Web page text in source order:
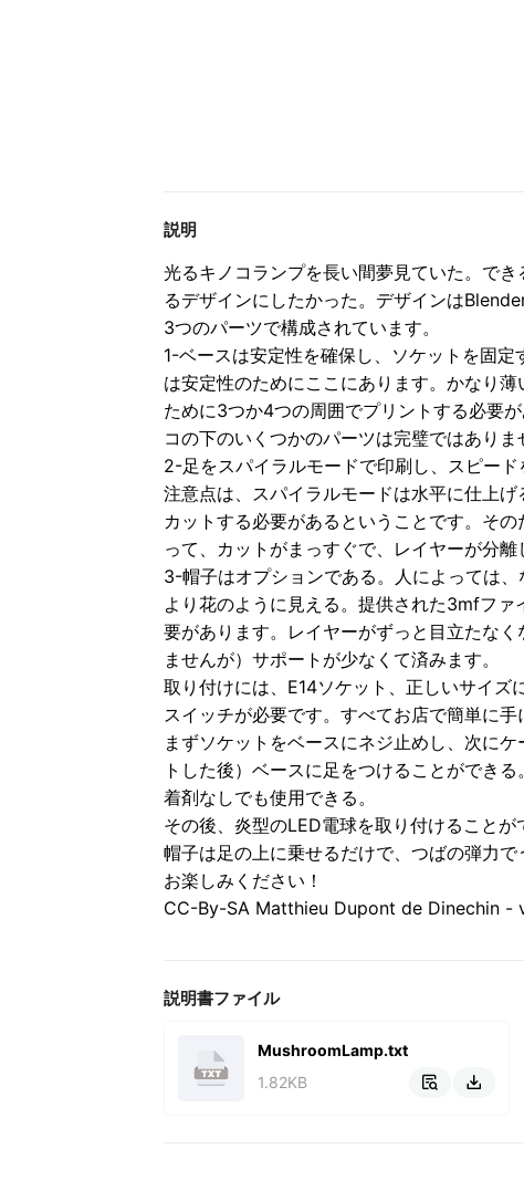
説明
光るキノコランプを長い間夢見ていた。 でき
るデザインにしたかった。デザインは
3つのパーツで構成されています。
1-ベースは安定性を確保し、ソケットを固
は安定性のためにここにあります。かなり
ために3つか4つの周囲でプリントする必要
コの下のいくつかのパーツは完璧ではありま
2-足をスパイラルモードで印刷し、スピー
注意点は、スパイラルモードは水平に仕上
カットする必要があるということです。そ
って、カットがまっすぐで、レイヤーが分離
3-帽子はオプションである。人によっては
より花のように見える。提供された3mfフ
要があります。レイヤーがずっと目立たな
ませんが）サポートが少なくて済みます。
取り付けには、E14ソケット、正しいサイズ
スイッチが必要です。すべてお店で簡単に手
まずソケットをベースにネジ止めし、次に
トした後）ベースに足をつけることができ
着剤なしでも使用できる。
その後、炎型のLED電球を取り付けることが
帽子は足の上に乗せるだけで、つばの弾力で
お楽しみください！
CC-By-SA Matthieu Dupont de Dinechin -
説明書ファイル
MushroomLamp.txt
1.82KB
 